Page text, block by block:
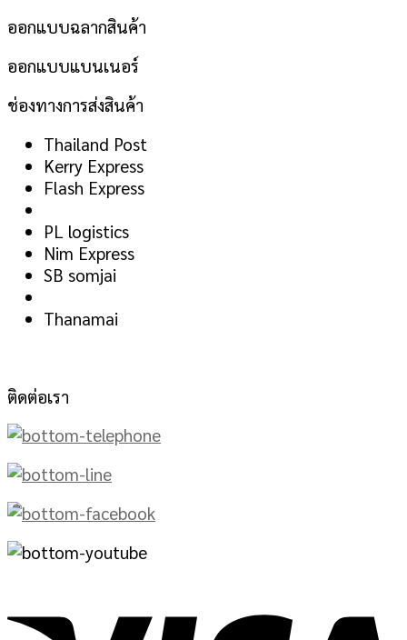
ออกแบบฉลากสินค้า
ออกแบบแบนเนอร์
ช่องทางการส่งสินค้า
Thailand Post
Kerry Express
Flash Express
PL logistics
Nim Express
SB somjai
Thanamai
ติดต่อเรา